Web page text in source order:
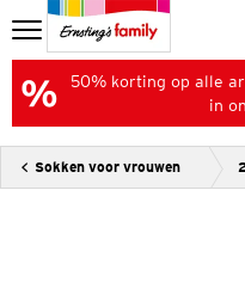
50% korting op alle
in
Sokken voor vrouwen